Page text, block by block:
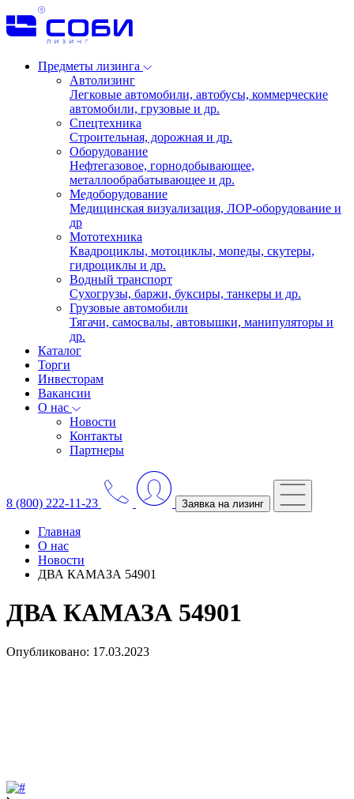
Предметы лизинга
Автолизинг
Легковые автомобили, автобусы, коммерческие
автомобили, грузовые и др.
Спецтехника
Строительная, дорожная и др.
Оборудование
Нефтегазовое, горнодобывающее,
металлообрабатывающее и др.
Медоборудование
Медицинская визуализация, ЛОР-оборудование и
др
Мототехника
Квадроциклы, мотоциклы, мопеды, скутеры,
гидроциклы и др.
Водный транспорт
Сухогрузы, баржи, буксиры, танкеры и др.
Грузовые автомобили
Тягачи, самосвалы, автовышки, манипуляторы и
др.
Каталог
Торги
Инвесторам
Вакансии
О нас
Новости
Контакты
Партнеры
8 (800) 222-11-23 Заявка на лизинг
Главная
О нас
Новости
ДВА КАМАЗА 54901
ДВА КАМАЗА 54901
Опубликовано: 17.03.2023